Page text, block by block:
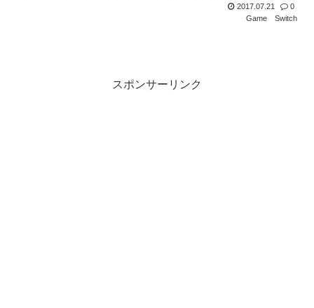
2017.07.21
0
Game
Switch
スポンサーリンク